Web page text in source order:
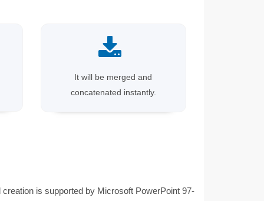
It will be merged and
concatenated instantly.
is supported by Microsoft PowerPoint 97-